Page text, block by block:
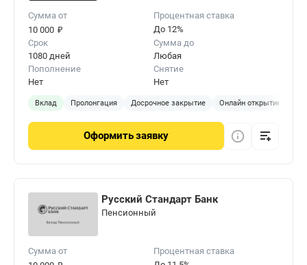
Сумма от
10 000 ₽
Процентная ставка
До 12%
Срок
1080 дней
Сумма до
Любая
Пополнение
Нет
Снятие
Нет
Вклад Пролонгация Досрочное закрытие Онлайн открытие
Оформитьзаявку
Русский Стандарт Банк
Пенсионный
Сумма от
Процентная ставка